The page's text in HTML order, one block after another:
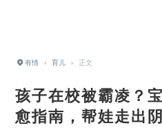
有情 › 育儿 › 正文
孩子在校被霸凌？
愈指南，帮娃走出